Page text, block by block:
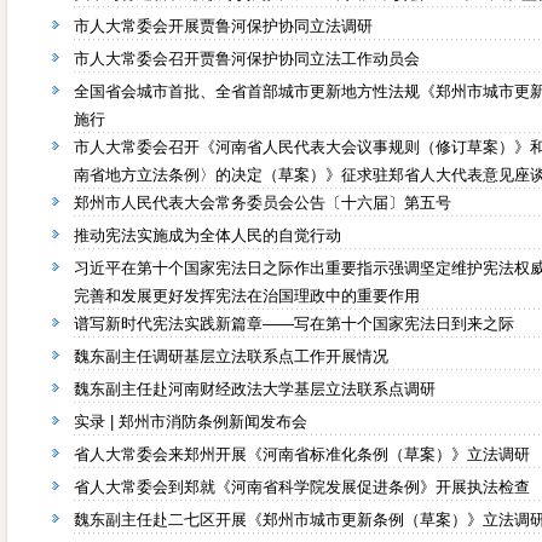
市人大常委会开展贾鲁河保护协同立法调研
市人大常委会召开贾鲁河保护协同立法工作动员会
全国省会城市首批、全省首部城市更新地方性法规《郑州市城市更
施行
市人大常委会召开《河南省人民代表大会议事规则（修订草案）》
南省地方立法条例〉的决定（草案）》征求驻郑省人大代表意见座
郑州市人民代表大会常务委员会公告〔十六届〕第五号
推动宪法实施成为全体人民的自觉行动
习近平在第十个国家宪法日之际作出重要指示强调坚定维护宪法权
完善和发展更好发挥宪法在治国理政中的重要作用
谱写新时代宪法实践新篇章——写在第十个国家宪法日到来之际
魏东副主任调研基层立法联系点工作开展情况
魏东副主任赴河南财经政法大学基层立法联系点调研
实录 | 郑州市消防条例新闻发布会
省人大常委会来郑州开展《河南省标准化条例（草案）》立法调研
省人大常委会到郑就《河南省科学院发展促进条例》开展执法检查
魏东副主任赴二七区开展《郑州市城市更新条例（草案）》立法调